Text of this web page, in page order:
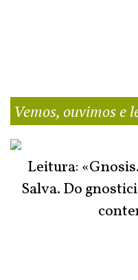
Vemos, ouvimos e
Leitura:
Salva. Do